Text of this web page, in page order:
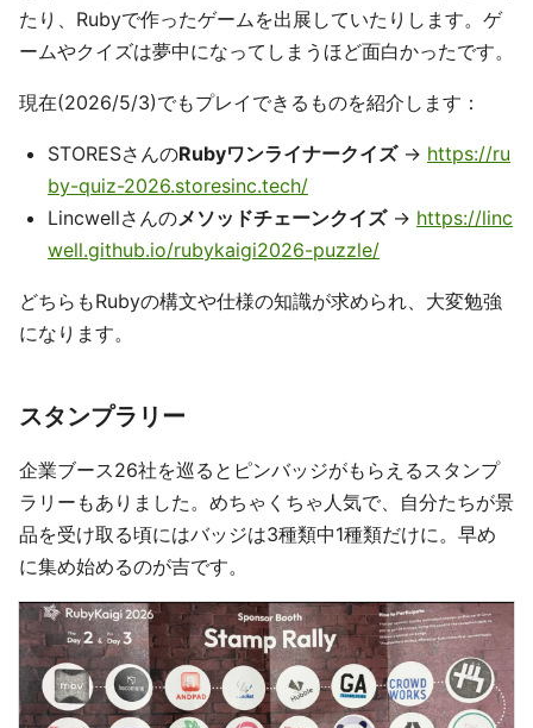
たり、Rubyで作ったゲームを出展していたりします。ゲ
ームやクイズは夢中になってしまうほど面白かったです。
現在(2026/5/3)でもプレイできるものを紹介します：
STORESさんのRubyワンライナークイズ→ https://ru
by-quiz-2026.storesinc.tech/
Lincwellさんのメソッドチェーンクイズ→ https://linc
well.github.io/rubykaigi2026-puzzle/
どちらもRubyの構文や仕様の知識が求められ、大変勉強
になります。
スタンプラリー
企業ブース26社を巡るとピンバッジがもらえるスタンプ
ラリーもありました。めちゃくちゃ人気で、自分たちが景
品を受け取る頃にはバッジは3種類中1種類だけに。早め
に集め始めるのが吉です。